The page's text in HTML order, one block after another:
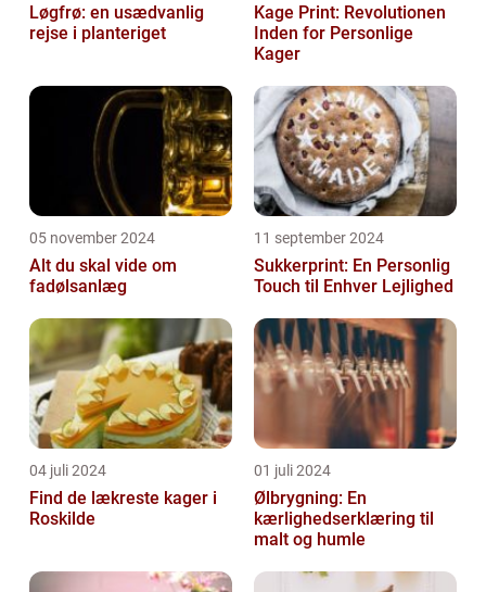
Løgfrø: en usædvanlig
rejse i planteriget
Kage Print: Revolutionen
Inden for Personlige
Kager
05 november 2024
Alt du skal vide om
fadølsanlæg
11 september 2024
Sukkerprint: En Personlig
Touch til Enhver Lejlighed
04 juli 2024
Find de lækreste kager i
Roskilde
01 juli 2024
Ølbrygning: En
kærlighedserklæring til
malt og humle